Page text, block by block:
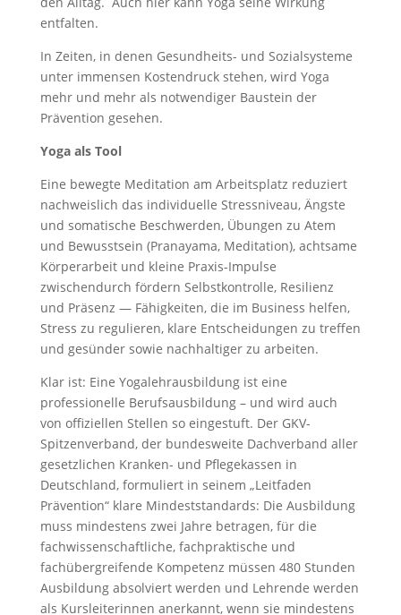
entfalten.
In Zeiten, in denen Gesundheits- und Sozialsysteme
unter immensen Kostendruck stehen, wird Yoga
mehr und mehr als notwendiger Baustein der
Prävention gesehen.
Yoga als Tool
Eine bewegte Meditation am Arbeitsplatz reduziert
nachweislich das individuelle Stressniveau, Ängste
und somatische Beschwerden, Übungen zu Atem
und Bewusstsein (Pranayama, Meditation), achtsame
Körperarbeit und kleine Praxis-Impulse
zwischendurch fördern Selbstkontrolle, Resilienz
und Präsenz — Fähigkeiten, die im Business helfen,
Stress zu regulieren, klare Entscheidungen zu treffen
und gesünder sowie nachhaltiger zu arbeiten.
Klar ist: Eine Yogalehrausbildung ist eine
professionelle Berufsausbildung – und wird auch
von offiziellen Stellen so eingestuft. Der GKV-
Spitzenverband, der bundesweite Dachverband aller
gesetzlichen Kranken- und Pflegekassen in
Deutschland, formuliert in seinem „Leitfaden
Prävention“ klare Mindeststandards: Die Ausbildung
muss mindestens zwei Jahre betragen, für die
fachwissenschaftliche, fachpraktische und
fachübergreifende Kompetenz müssen 480 Stunden
Ausbildung absolviert werden und Lehrende werden
als Kursleiterinnen anerkannt, wenn sie mindestens